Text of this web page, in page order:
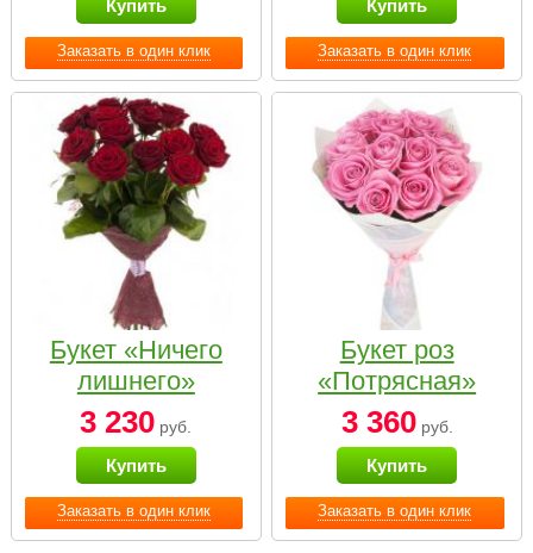
Заказать в один клик
Купить
Заказать в один клик
Купить
Заказать в один клик
Букет «Ничего
лишнего»
3 230 руб.
Купить
Заказать в один клик
Букет роз
«Потрясная»
3 360руб.
Купить